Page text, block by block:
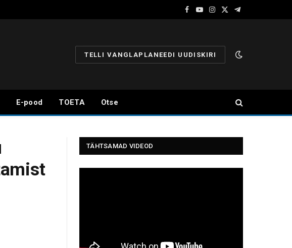
Facebook
YouTube
Instagram
X
Telegram
TELLI VANGLAPLANEEDI UUDISKIRI
E-pood TOETA Otse
TÄHTSAMAD VIDEOD